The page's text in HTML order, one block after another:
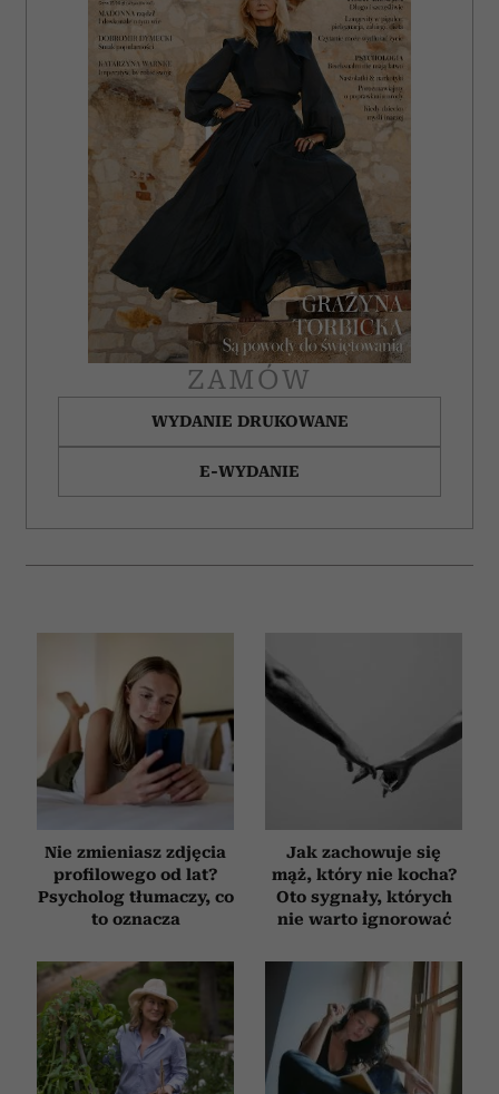
ZAMÓW
WYDANIE DRUKOWANE
E-WYDANIE
Nie zmieniasz zdjęcia
profilowego od lat?
Psycholog tłumaczy, co
to oznacza
Jak zachowuje się
mąż, który nie kocha?
Oto sygnały, których
nie warto ignorować